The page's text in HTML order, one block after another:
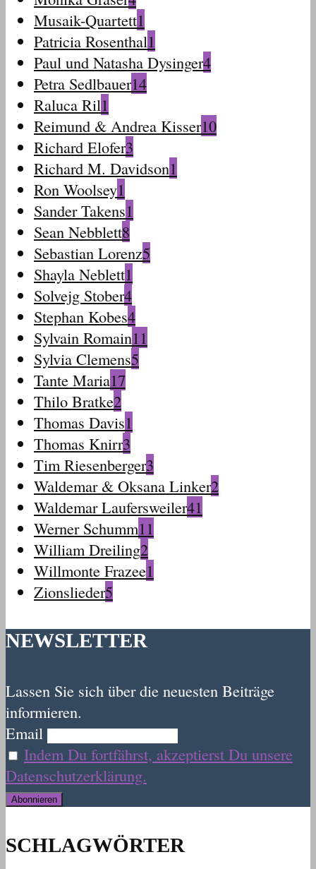
Musaik-Quartett1
Patricia Rosenthal1
Paul und Natasha Dysinger4
Petra Sedlbauer14
Raluca Ril1
Reimund & Andrea Kisser10
Richard Elofer3
Richard M. Davidson1
Ron Woolsey1
Sander Takens1
Sean Nebblett8
Sebastian Lorenz5
Shayla Neblett1
Solvejg Stober4
Stephan Kobes4
Sylvain Romain11
Sylvia Clemens5
Tante Maria17
Thilo Bratke2
Thomas Davis1
Thomas Knirr3
Tim Riesenberger3
Waldemar & Oksana Linker2
Waldemar Laufersweiler41
Werner Schumm11
William Dreiling2
Willmonte Frazee1
Zionslieder5
NEWSLETTER
Lassen Sie sich über die neuesten Beiträge
informieren.
Email
Indem Du fortfährst, akzeptierst Du unsere
Datenschutzerklärung.
SCHLAGWÖRTER